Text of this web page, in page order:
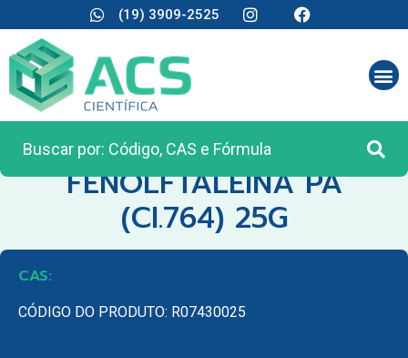
(19) 3909-2525
CATEGORIA:REAGENTES ANALÍTICOS
FENOLFTALEINA PA
(CI.764) 25G
CAS:
CÓDIGO DO PRODUTO: R07430025